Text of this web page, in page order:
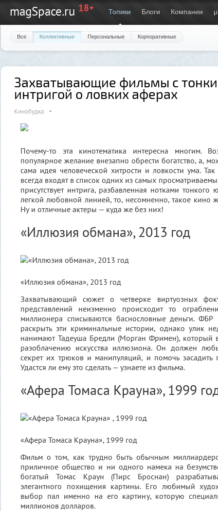
magSpace.ru 18+ Топики Блоги Компании μ
Все Коллективные Персональные Корпоративные
Захватывающие фильмы с
интригой о ловких аферах
Кинобудка
Почему-то эта кинотематика интересна многим.
популярное желание внезапно обрести богатство, а,
сама идея человеческой хитрости и ловкости ума.
всегда входят в список одних из самых
присутствует интрига, разбавленная нотками
легкой любовной линией, то, несомненно, такое кино
Ну и отличные актеры — куда же без них!
«Иллюзия обмана», 2013 год
«Иллюзия обмана», 2013 год
Захватывающий сюжет о четверке виртуозных
представлений неизменно происходит то
миллионера списываются баснословные деньги. ФБР
раскрыть эти криминальные истории, однако улик
нанимают Тадеуша Бредли (Морган Фримен), который
разоблачению искусства иллюзиона. Он должен
секрет их трюков и манипуляций, и помочь засадить
Удастся ли ему это сделать — узнаете из фильма.
«Афера Томаса Крауна», 1999
«Афера Томаса Крауна», 1999 год
Фильм о том, как трудно быть обычным
приличное общество и ни одного намека на
богатый Томас Краун (Пирс Броснан)
элегантного похищения картины. Его любимый
выбор пал именно на его картину, которую
миллионов долларов.